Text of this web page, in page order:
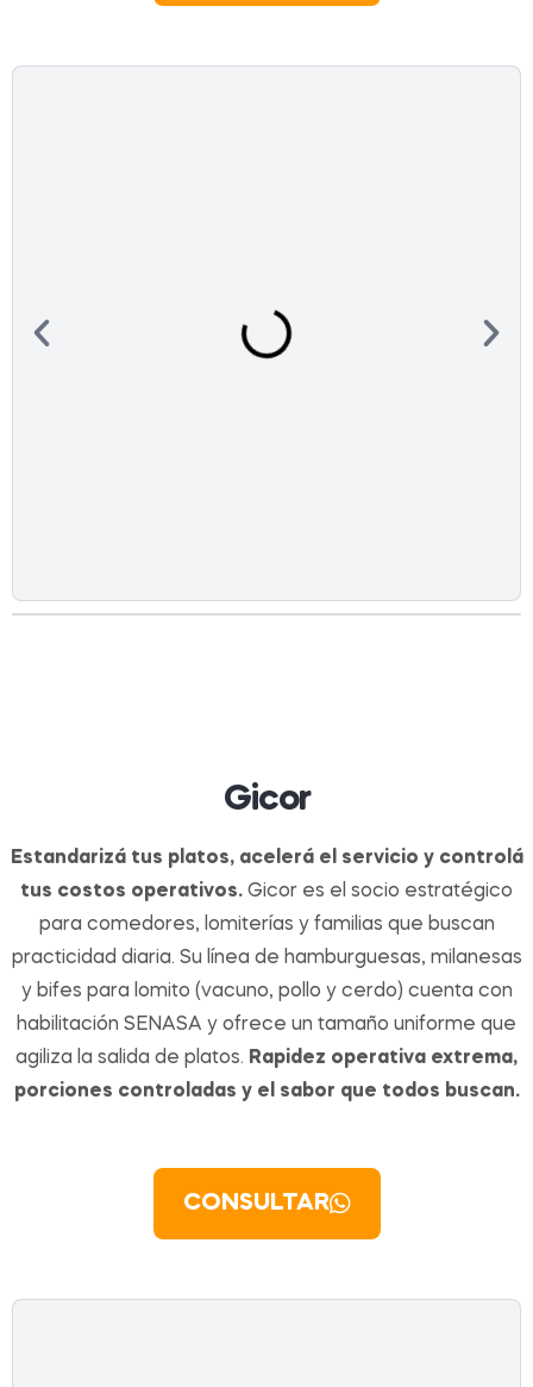
Gicor
Estandarizá tus platos, acelerá el servicio y controlá
tus costos operativos. Gicor es el socio estratégico
para comedores, lomiterías y familias que buscan
practicidad diaria. Su línea de hamburguesas, milanesas
y bifes para lomito (vacuno, pollo y cerdo) cuenta con
habilitación SENASA y ofrece un tamaño uniforme que
agiliza la salida de platos. Rapidez operativa extrema,
porciones controladas y el sabor que todos buscan.
CONSULTAR